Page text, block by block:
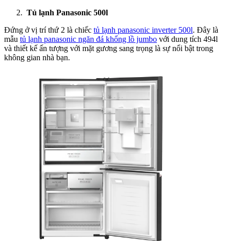
Tủ lạnh Panasonic 500l
Đứng ở vị trí thứ 2 là chiếc tủ lạnh panasonic inverter 500l. Đây là
mẫu tủ lạnh panasonic ngăn đá khổng lồ jumbo với dung tích 494l
và thiết kế ấn tượng với mặt gương sang trọng là sự nổi bật trong
không gian nhà bạn.